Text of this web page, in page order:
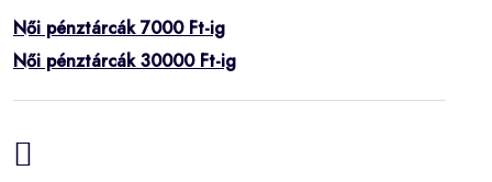
Női pénztárcák 7000 Ft-ig
Női pénztárcák 30000 Ft-ig